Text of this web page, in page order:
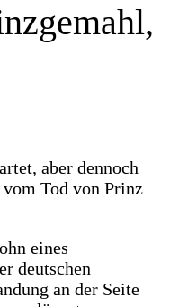
aber dennoch
Tod von Prinz
eines
deutschen
an der Seite